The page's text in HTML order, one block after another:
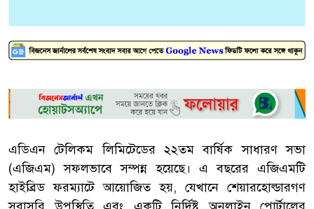
এডিএন টেলিকম লিমিটেডের ২২তম বার্ষিক সাধারণ সভা
(এজিএম) সফলভাবে সম্পন্ন হয়েছে। এ বছরের এজিএমটি
হাইব্রিড ফরম্যাটে আয়োজিত হয়, যেখানে শেয়ারহোল্ডারগণ